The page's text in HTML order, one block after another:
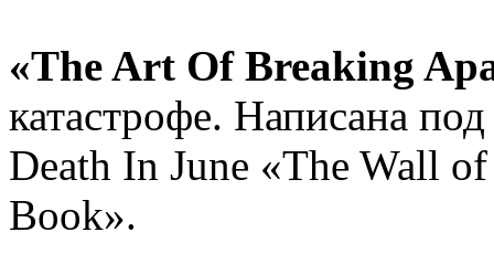
«The Art Of Breaking
катастрофе. Написана
Death In June «The Wall
Book».